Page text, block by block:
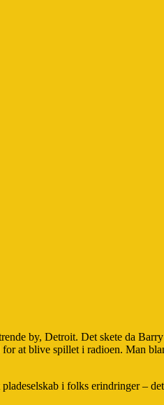
by, Detroit. Det skete da
at blive spillet i radioen. Man
i folks erindringer –